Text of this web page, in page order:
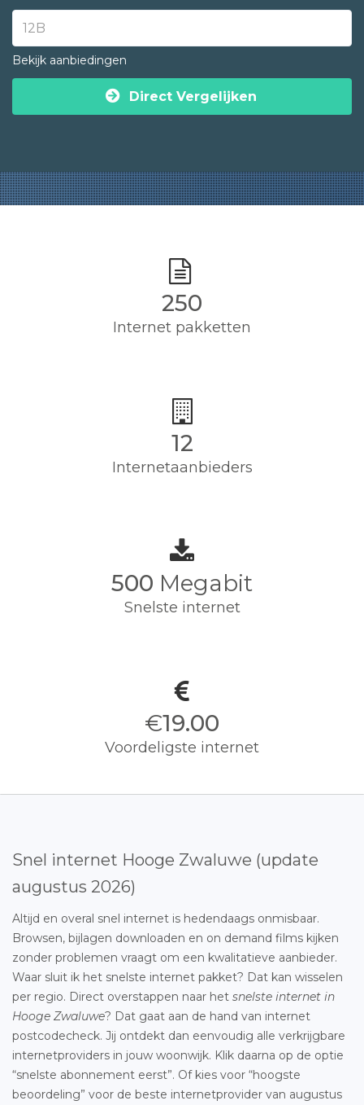
Bekijk aanbiedingen
Direct Vergelijken
250
Internet pakketten
12
Internetaanbieders
500 Megabit
Snelste internet
€19.00
Voordeligste internet
Snel internet Hooge Zwaluwe (update
augustus 2026)
Altijd en overal snel internet is hedendaags onmisbaar.
Browsen, bijlagen downloaden en on demand films kijken
zonder problemen vraagt om een kwalitatieve aanbieder.
Waar sluit ik het snelste internet pakket? Dat kan wisselen
per regio. Direct overstappen naar het snelste internet in
Hooge Zwaluwe? Dat gaat aan de hand van internet
postcodecheck. Jij ontdekt dan eenvoudig alle verkrijgbare
internetproviders in jouw woonwijk. Klik daarna op de optie
“snelste abonnement eerst”. Of kies voor “hoogste
beoordeling” voor de beste internetprovider van augustus